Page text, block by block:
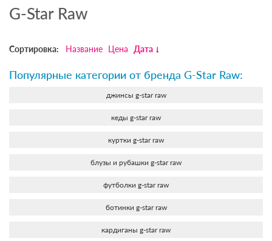
G-Star Raw
Сортировка: Название Цена Дата
Популярные категории от бренда G-Star Raw:
джинсы g-star raw
кеды g-star raw
куртки g-star raw
блузы и рубашки g-star raw
футболки g-star raw
ботинки g-star raw
кардиганы g-star raw